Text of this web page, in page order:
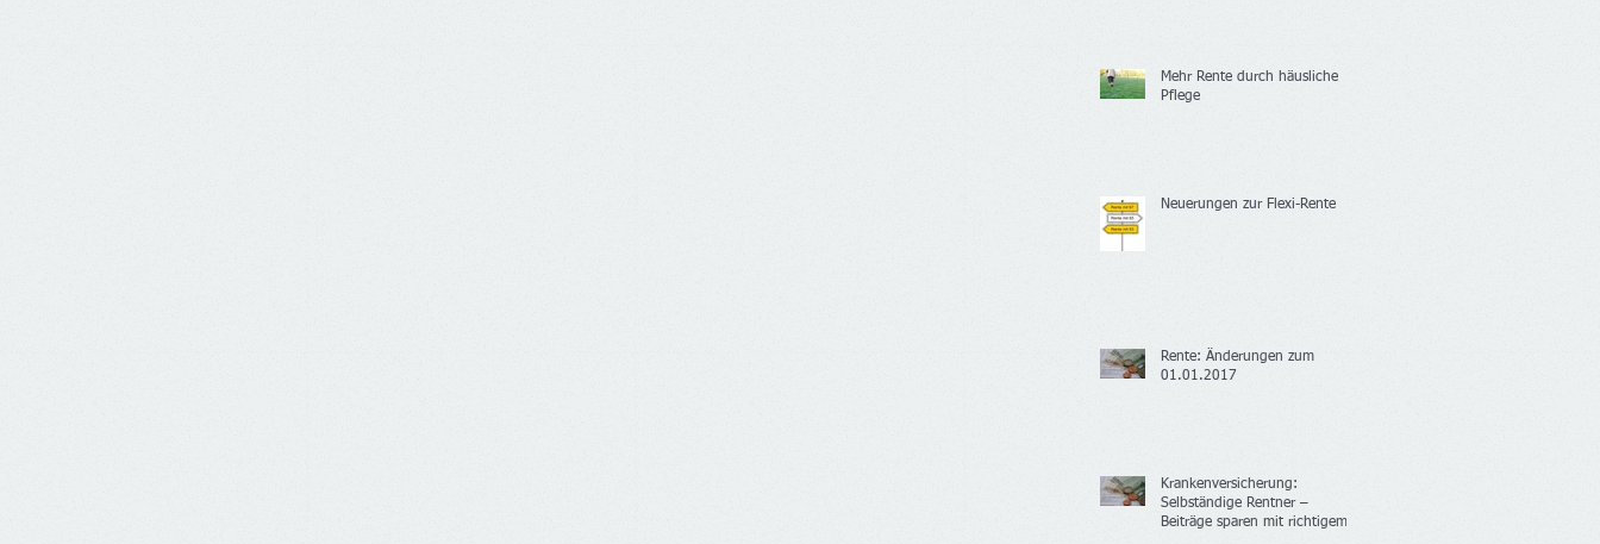
Mehr Rente durch häusliche
Pflege
Neuerungen zur Flexi-Rente
Rente: Änderungen zum
01.01.2017
Krankenversicherung:
Selbständige Rentner –
Beiträge sparen mit richtigem